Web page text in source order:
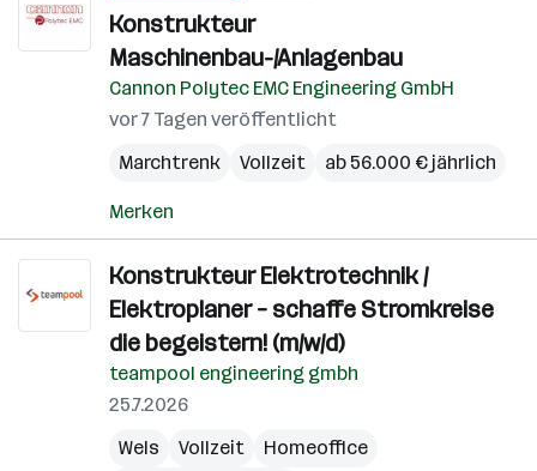
Konstrukteur
Maschinenbau-/Anlagenbau
Cannon Polytec EMC Engineering GmbH
vor 7 Tagen veröffentlicht
Marchtrenk
Vollzeit ab 56.000 € jährlich
Merken
Konstrukteur Elektrotechnik /
Elektroplaner – schaffe Stromkreise
die begeistern! (m/w/d)
teampool engineering gmbh
25.7.2026
Wels
Vollzeit
Homeoffice